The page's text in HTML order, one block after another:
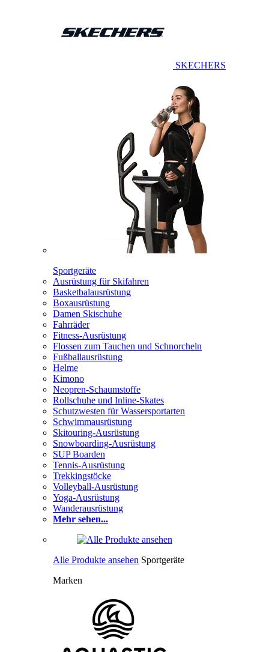
SKECHERS
Sportgeräte
Ausrüstung für Skifahren
Basketbalausrüstung
Boxausrüstung
Damen Skischuhe
Fahrräder
Fitness-Ausrüstung
Flossen zum Tauchen und Schnorcheln
Fußballausrüstung
Helme
Kimono
Neopren-Schaumstoffe
Rollschuhe und Inline-Skates
Schutzwesten für Wassersportarten
Schwimmausrüstung
Skitouring-Ausrüstung
Snowboarding-Ausrüstung
SUP Boarden
Tennis-Ausrüstung
Trekkingstöcke
Volleyball-Ausrüstung
Yoga-Ausrüstung
Wanderausrüstung
Mehr sehen...
Alle Produkte ansehen Sportgeräte
Marken